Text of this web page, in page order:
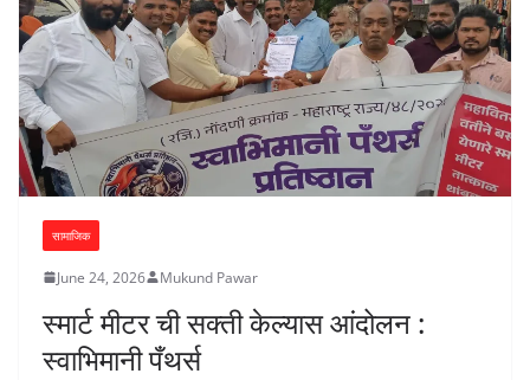
सामाजिक
June 24, 2026 Mukund Pawar
स्मार्ट मीटर ची सक्ती केल्यास आंदोलन :
स्वाभिमानी पँथर्स